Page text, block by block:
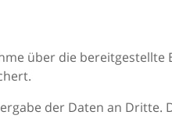
über die
der Daten an